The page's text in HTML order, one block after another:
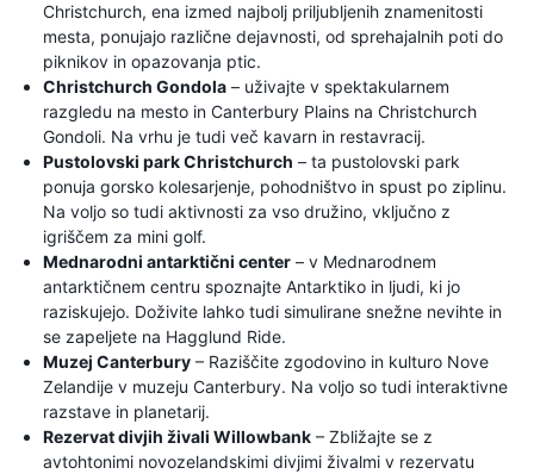
Christchurch, ena izmed najbolj priljubljenih znamenitosti
mesta, ponujajo različne dejavnosti, od sprehajalnih poti do
piknikov in opazovanja ptic.
Christchurch Gondola – uživajte v spektakularnem
razgledu na mesto in Canterbury Plains na Christchurch
Gondoli. Na vrhu je tudi več kavarn in restavracij.
Pustolovski park Christchurch – ta pustolovski park
ponuja gorsko kolesarjenje, pohodništvo in spust po ziplinu.
Na voljo so tudi aktivnosti za vso družino, vključno z
igriščem za mini golf.
Mednarodni antarktični center – v Mednarodnem
antarktičnem centru spoznajte Antarktiko in ljudi, ki jo
raziskujejo. Doživite lahko tudi simulirane snežne nevihte in
se zapeljete na Hagglund Ride.
Muzej Canterbury – Raziščite zgodovino in kulturo Nove
Zelandije v muzeju Canterbury. Na voljo so tudi interaktivne
razstave in planetarij.
Rezervat divjih živali Willowbank – Zbližajte se z
avtohtonimi novozelandskimi divjimi živalmi v rezervatu